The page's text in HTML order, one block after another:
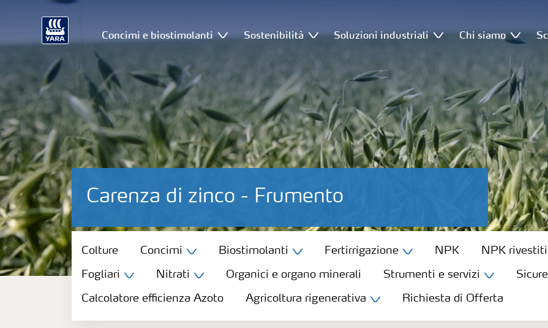
Concimi e biostimolanti Sostenibilità Soluzioni industriali Chi siamo
Carenza di zinco - Frumento
Colture
Colture Concimi Biostimolanti Fertirrigazione NPK NPK rivestiti
Fogliari Nitrati Organici e organo minerali Strumenti e servizi
Calcolatore efficienza Azoto Agricoltura rigenerativa Richiesta di Offerta